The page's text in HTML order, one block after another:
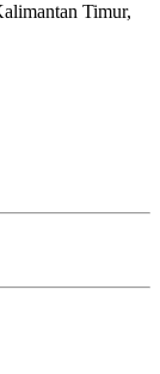
Timur,